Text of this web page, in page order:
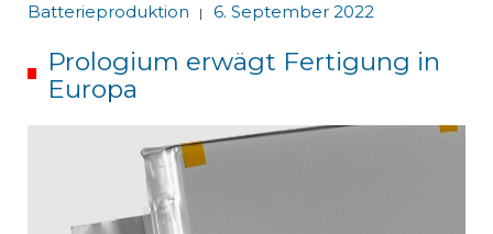
Batterieproduktion | 6. September 2022
Prologium erwägt Fertigung in
Europa